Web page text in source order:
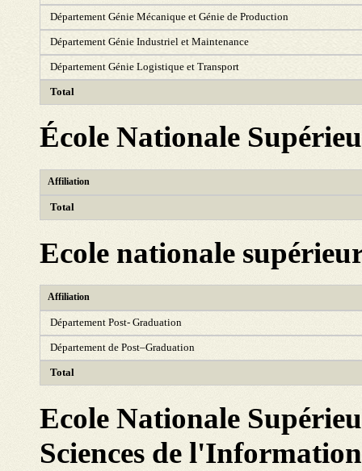
Département Génie Mécanique et Génie de Production
Département Génie Industriel et Maintenance
Département Génie Logistique et Transport
Total
École Nationale
Affiliation
Total
Ecole nationale
Affiliation
Département Post- Graduation
Département de Post–Graduation
Total
Ecole Nationale
Sciences de l'Information